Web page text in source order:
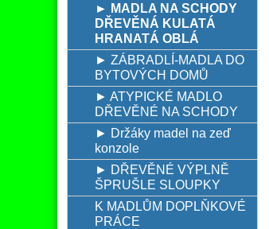
► MADLA NA SCHODY
DŘEVĚNÁ KULATÁ
HRANATÁ OBLÁ
► ZÁBRADLÍ-MADLA DO
BYTOVÝCH DOMŮ
► ATYPICKÉ MADLO
DŘEVĚNÉ NA SCHODY
► Držáky madel na zeď
konzole
► DŘEVĚNÉ VÝPLNĚ
ŠPRUŠLE SLOUPKY
K MADLŮM DOPLŇKOVÉ
PRÁCE